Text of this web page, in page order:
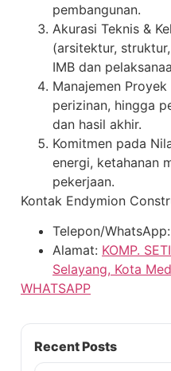
pembangunan.
Akurasi Teknis &
(arsitektur,
IMB dan
Manajemen
perizinan, hingga
dan hasil akhir.
Komitmen pada
energi, ketahanan
pekerjaan.
Kontak Endymion
Telepon/WhatsApp:
Alamat: KOMP.
Selayang, Kota
WHATSAPP
Recent Posts